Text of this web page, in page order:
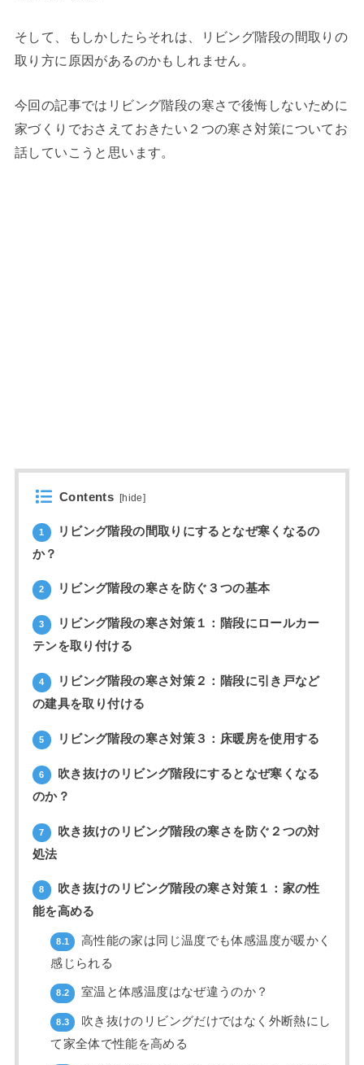
そして、もしかしたらそれは、リビング階段の間取りの
取り方に原因があるのかもしれません。
今回の記事ではリビング階段の寒さで後悔しないために
家づくりでおさえておきたい２つの寒さ対策についてお
話していこうと思います。
Contents [hide]
1
リビング階段の間取りにするとなぜ寒くなるの
か？
2 リビング階段の寒さを防ぐ３つの基本
3
リビング階段の寒さ対策１：階段にロールカー
テンを取り付ける
4
リビング階段の寒さ対策２：階段に引き戸など
の建具を取り付ける
5 リビング階段の寒さ対策３：床暖房を使用する
6
吹き抜けのリビング階段にするとなぜ寒くなる
のか？
7
吹き抜けのリビング階段の寒さを防ぐ２つの対
処法
8
吹き抜けのリビング階段の寒さ対策１：家の性
能を高める
8.1
高性能の家は同じ温度でも体感温度が暖かく
感じられる
8.2 室温と体感温度はなぜ違うのか？
8.3
吹き抜けのリビングだけではなく外断熱にし
て家全体で性能を高める